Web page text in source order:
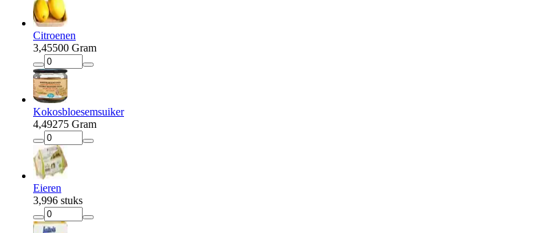
Citroenen
3,45500 Gram
Kokosbloesemsuiker
4,49275 Gram
Eieren
3,996 stuks